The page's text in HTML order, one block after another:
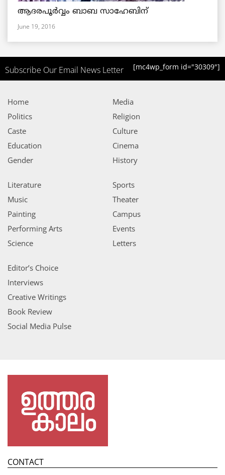
ആദരപൂര്‍വ്വം ബാബ സാഹേബിന്
June 19, 2016
Subscribe Our Email News Letter [mc4wp_form id="30309"]
Home
Politics
Caste
Education
Gender
Media
Religion
Culture
Cinema
History
Literature
Music
Painting
Performing Arts
Science
Sports
Theater
Campus
Events
Letters
Editor’s Choice
Interviews
Creative Writings
Book Review
Social Media Pulse
CONTACT